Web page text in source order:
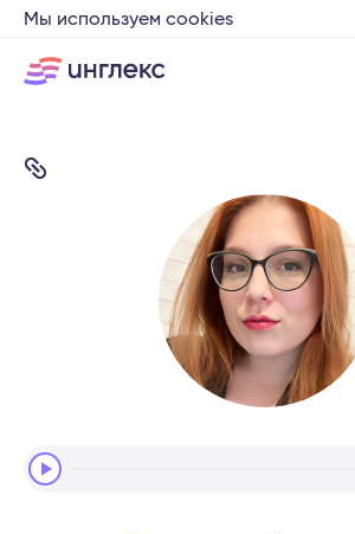
Мы используем cookies
Audio
Player